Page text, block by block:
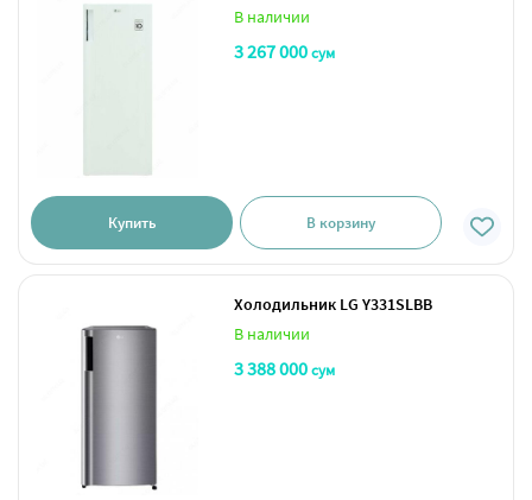
В наличии
3 267 000сум
Купить В корзину
Холодильник LG Y331SLBB
В наличии
3 388 000сум